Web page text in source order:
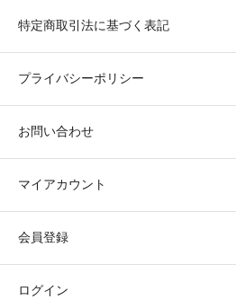
特定商取引法に基づく表記
プライバシーポリシー
お問い合わせ
マイアカウント
会員登録
ログイン